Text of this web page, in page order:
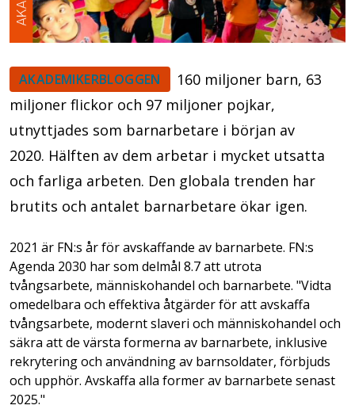
AKADEMIKERBLOGGEN
160 miljoner barn, 63
miljoner flickor och 97 miljoner pojkar,
utnyttjades som barnarbetare i början av
2020. Hälften av dem arbetar i mycket utsatta
och farliga arbeten. Den globala trenden har
brutits och antalet barnarbetare ökar igen.
2021 är FN:s år för avskaffande av barnarbete. FN:s
Agenda 2030 har som delmål 8.7 att utrota
tvångsarbete, människohandel och barnarbete. "Vidta
omedelbara och effektiva åtgärder för att avskaffa
tvångsarbete, modernt slaveri och människohandel och
säkra att de värsta formerna av barnarbete, inklusive
rekrytering och användning av barnsoldater, förbjuds
och upphör. Avskaffa alla former av barnarbete senast
2025."